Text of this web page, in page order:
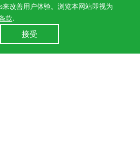
PQP全序列加严认证——为全球客
考验的光伏解决方案，以硬核品质
改善用户体验。浏览本网站即视为
款.
接受